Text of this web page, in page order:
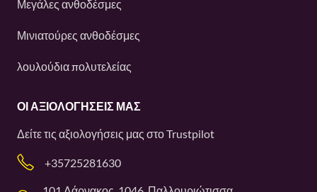
Μεγάλες ανθοδέσμες
Μινιατούρες ανθοδέσμες
λουλούδια πολυτελείας
ΟΙ ΑΞΙΟΛΟΓΉΣΕΙΣ ΜΑΣ
Δείτε τις αξιολογήσεις μας στοTrustpilot
+35725281630